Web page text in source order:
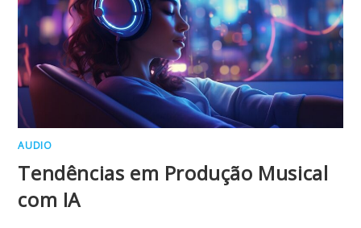
AUDIO
Tendências em Produção Musical
com IA